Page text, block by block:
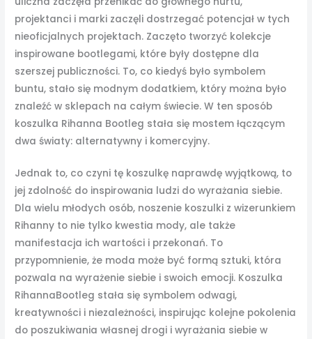
projektanci i marki zaczęli dostrzegać potencjał w tych
nieoficjalnych projektach. Zaczęto tworzyć kolekcje
inspirowane bootlegami, które były dostępne dla
szerszej publiczności. To, co kiedyś było symbolem
buntu, stało się modnym dodatkiem, który można było
znaleźć w sklepach na całym świecie. W ten sposób
koszulka Rihanna Bootleg stała się mostem łączącym
dwa światy: alternatywny i komercyjny.
Jednak to, co czyni tę koszulkę naprawdę wyjątkową, to
jej zdolność do inspirowania ludzi do wyrażania siebie.
Dla wielu młodych osób, noszenie koszulki z wizerunkiem
Rihanny to nie tylko kwestia mody, ale także
manifestacja ich wartości i przekonań. To
przypomnienie, że moda może być formą sztuki, która
pozwala na wyrażenie siebie i swoich emocji. Koszulka
RihannaBootleg stała się symbolem odwagi,
kreatywności i niezależności, inspirując kolejne pokolenia
do poszukiwania własnej drogi i wyrażania siebie w